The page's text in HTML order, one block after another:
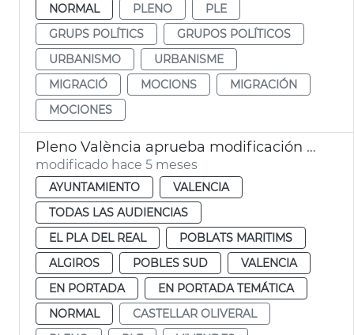
NORMAL
PLENO
PLE
GRUPS POLÍTICS
GRUPOS POLÍTICOS
URBANISMO
URBANISME
MIGRACIÓ
MOCIONS
MIGRACIÓN
MOCIONES
Pleno València aprueba modificación PGOU cambio uso parcelas Telefónica
modificado hace 5 meses
AYUNTAMIENTO
VALENCIA
TODAS LAS AUDIENCIAS
EL PLA DEL REAL
POBLATS MARITIMS
ALGIROS
POBLES SUD
VALENCIA
EN PORTADA
EN PORTADA TEMÁTICA
NORMAL
CASTELLAR OLIVERAL